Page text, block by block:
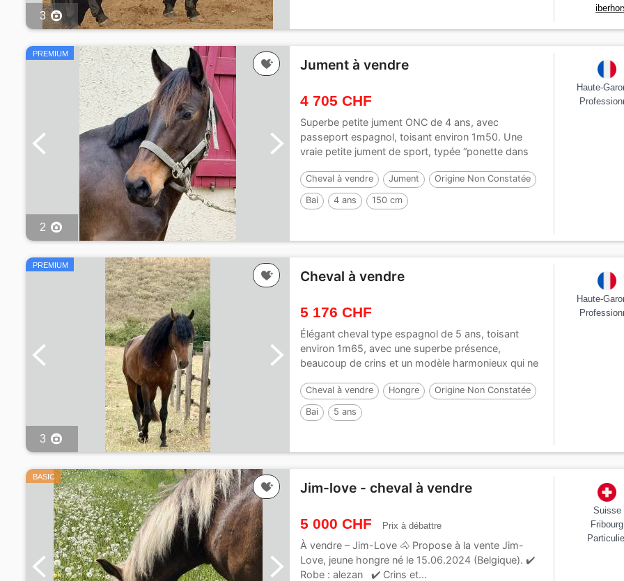
3
PREMIUM
2
Jument à vendre
4 705 CHF
Superbe petite jument ONC de 4 ans, avec
passeport espagnol, toisant environ 1m50. Une
vraie petite jument de sport, typée “ponette dans
Cheval à vendre Jument Origine Non Constatée
Bai 4 ans 150 cm
Haute-
PREMIUM
3
Cheval à vendre
5 176 CHF
Élégant cheval type espagnol de 5 ans, toisant
environ 1m65, avec une superbe présence,
beaucoup de crins et un modèle harmonieux qui ne
Cheval à vendre Hongre Origine Non Constatée
Bai 5 ans
Haute-
BASIC
Jim-love - cheval à vendre
5 000 CHF Prix à débattre
À vendre – Jim-Love 🐴 Propose à la vente Jim-
Love, jeune hongre né le 15.06.2024 (Belgique). ✔️
Robe : alezan ✔️ Crins et...
Suisse
Fribourg